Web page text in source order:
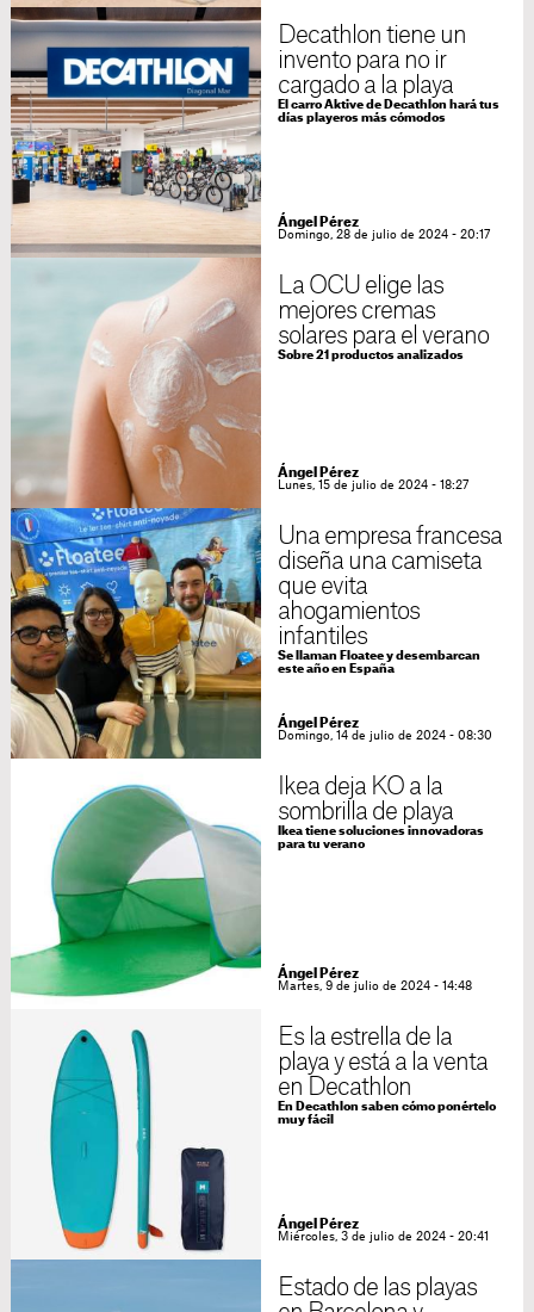
Decathlon tiene un
invento para no ir
cargado a la playa
El carro Aktive de Decathlon hará tus
días playeros más cómodos
Ángel Pérez
Domingo, 28 de julio de 2024 - 20:17
La OCU elige las
mejores cremas
solares para el verano
Sobre 21 productos analizados
Ángel Pérez
Lunes, 15 de julio de 2024 - 18:27
Una empresa francesa
diseña una camiseta
que evita
ahogamientos
infantiles
Se llaman Floatee y desembarcan
este año en España
Ángel Pérez
Domingo, 14 de julio de 2024 - 08:30
Ikea deja KO a la
sombrilla de playa
Ikea tiene soluciones innovadoras
para tu verano
Ángel Pérez
Martes, 9 de julio de 2024 - 14:48
Es la estrella de la
playa y está a la venta
en Decathlon
En Decathlon saben cómo ponértelo
muy fácil
Ángel Pérez
Miércoles, 3 de julio de 2024 - 20:41
Estado de las playas